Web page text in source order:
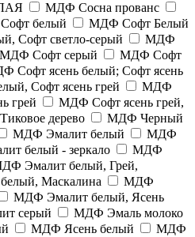
МДФ Сосна прованс
белый
МДФ Софт Белый
Софт светло-серый
МДФ
МДФ Софт серый
МДФ Софт
Софт ясень белый; Софт ясень
Софт ясень грей
МДФ
грей
МДФ Софт ясень грей,
дерево
МДФ Черный
МДФ Эмалит белый
МДФ
белый - зеркало
МДФ
Эмалит белый, Грей,
Маскалина
МДФ
МДФ Эмалит белый, Ясень
серый
МДФ Эмаль молоко
МДФ Ясень белый
МДФ